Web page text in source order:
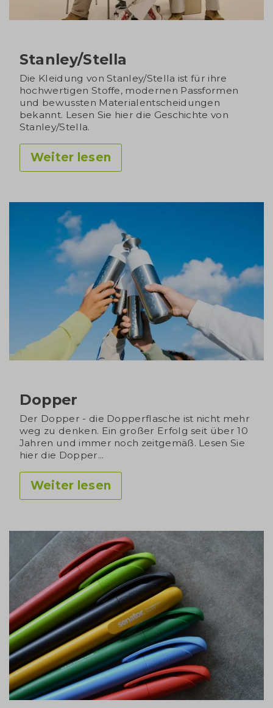
Stanley/Stella
Die Kleidung von Stanley/Stella ist für ihre
hochwertigen Stoffe, modernen Passformen
und bewussten Materialentscheidungen
bekannt. Lesen Sie hier die Geschichte von
Stanley/Stella.
Weiter lesen
Dopper
Der Dopper - die Dopperflasche ist nicht mehr
weg zu denken. Ein großer Erfolg seit über 10
Jahren und immer noch zeitgemäß. Lesen Sie
hier die Dopper...
Weiter lesen